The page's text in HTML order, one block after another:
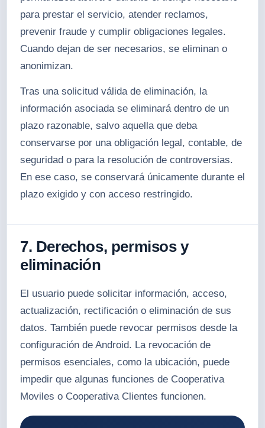
para prestar el servicio, atender reclamos,
prevenir fraude y cumplir obligaciones legales.
Cuando dejan de ser necesarios, se eliminan o
anonimizan.
Tras una solicitud válida de eliminación, la
información asociada se eliminará dentro de un
plazo razonable, salvo aquella que deba
conservarse por una obligación legal, contable, de
seguridad o para la resolución de controversias.
En ese caso, se conservará únicamente durante el
plazo exigido y con acceso restringido.
7. Derechos, permisos y
eliminación
El usuario puede solicitar información, acceso,
actualización, rectificación o eliminación de sus
datos. También puede revocar permisos desde la
configuración de Android. La revocación de
permisos esenciales, como la ubicación, puede
impedir que algunas funciones de Cooperativa
Moviles o Cooperativa Clientes funcionen.